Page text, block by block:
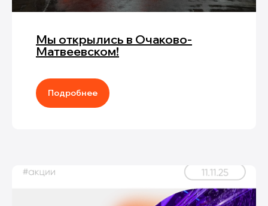
Мы открылись в Очаково-
Матвеевском!
Подробнее